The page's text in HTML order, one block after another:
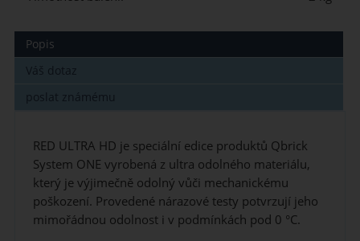
Popis
Váš dotaz
poslat známému
RED ULTRA HD je speciální edice produktů Qbrick
System ONE vyrobená z ultra odolného materiálu,
který je výjimečně odolný vůči mechanickému
poškození. Provedené nárazové testy potvrzují jeho
mimořádnou odolnost i v podmínkách pod 0 °C.